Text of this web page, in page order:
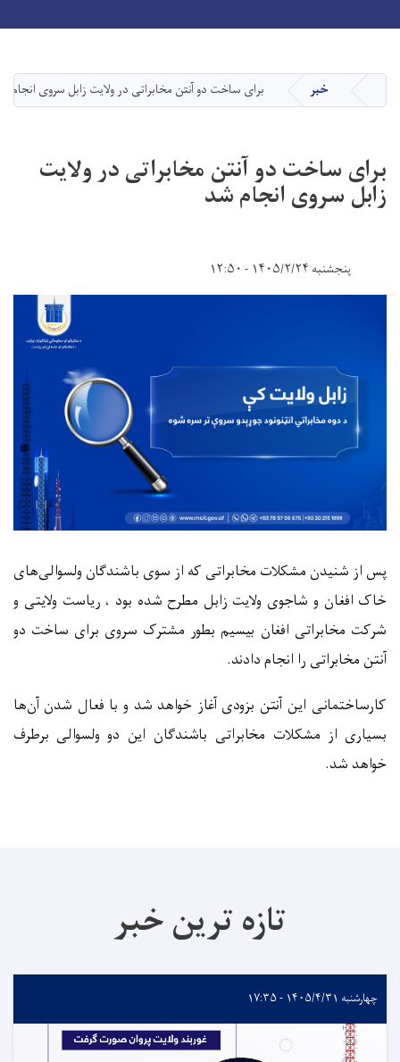
main
content
صفحه اصلی
خبر برای ساخت دو آنتن مخابراتی در ولایت زابل سروی انجام
برای ساخت دو آنتن مخابراتی در ولایت
زابل سروی انجام شد
پنجشنبه ۱۴۰۵/۲/۲۴ - ۱۲:۵۰
پس از شنیدن مشکلات مخابراتی که از سوی باشندگان ولسوالی‌های
خاک افغان و شاجوی ولایت زابل مطرح شده بود ، ریاست ولایتی و
شرکت مخابراتی افغان بیسیم بطور مشترک سروی برای ساخت دو
آنتن مخابراتی را انجام دادند.
کارساختمانی این آنتن بزودی آغاز خواهد شد و با فعال شدن آن‌ها
بسیاری از مشکلات مخابراتی باشندگان این دو ولسوالی برطرف
خواهد شد.
تازه ترین خبر
چهارشنبه ۱۴۰۵/۴/۳۱ - ۱۷:۳۵